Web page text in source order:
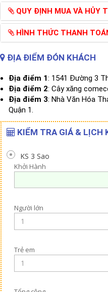
QUY ĐỊNH MUA VÀ HỦY
HÌNH THỨC THANH
ĐỊA ĐIỂM ĐÓN KHÁCH
Địa điểm 1: 1541 Đường 3
Địa điểm 2: Cây xăng
Địa điểm 3: Nhà Văn Hóa
Quận 1.
KIỂM TRA GIÁ & LỊCH
KS 3 Sao
Khởi Hành
Người lớn
Trẻ em